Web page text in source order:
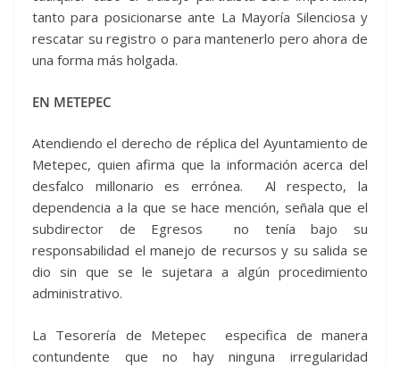
tanto para posicionarse ante La Mayoría Silenciosa y
rescatar su registro o para mantenerlo pero ahora de
una forma más holgada.
EN METEPEC
Atendiendo el derecho de réplica del Ayuntamiento de
Metepec, quien afirma que la información acerca del
desfalco millonario es errónea. Al respecto, la
dependencia a la que se hace mención, señala que el
subdirector de Egresos no tenía bajo su
responsabilidad el manejo de recursos y su salida se
dio sin que se le sujetara a algún procedimiento
administrativo.
La Tesorería de Metepec especifica de manera
contundente que no hay ninguna irregularidad